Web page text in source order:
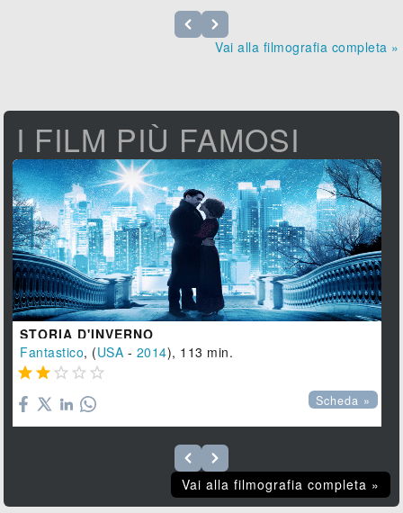
Vai alla filmografia completa »
I FILM PIÙ FAMOSI
STORIA D'INVERNO
Fantastico, (USA - 2014), 113 min.
    
Scheda »
Vai alla filmografia completa »